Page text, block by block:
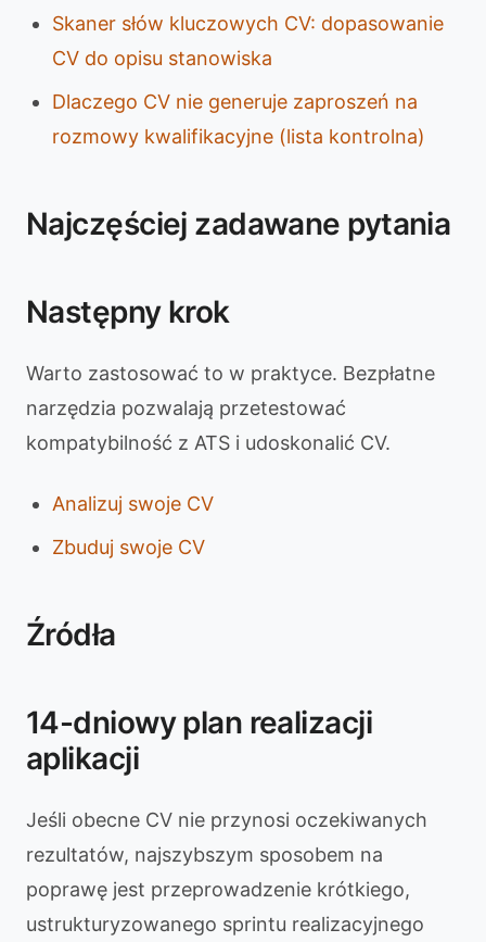
Skaner słów kluczowych CV: dopasowanie
CV do opisu stanowiska
Dlaczego CV nie generuje zaproszeń na
rozmowy kwalifikacyjne (lista kontrolna)
Najczęściej zadawane pytania
Następny krok
Warto zastosować to w praktyce. Bezpłatne
narzędzia pozwalają przetestować
kompatybilność z ATS i udoskonalić CV.
Analizuj swoje CV
Zbuduj swoje CV
Źródła
14-dniowy plan realizacji
aplikacji
Jeśli obecne CV nie przynosi oczekiwanych
rezultatów, najszybszym sposobem na
poprawę jest przeprowadzenie krótkiego,
ustrukturyzowanego sprintu realizacyjnego